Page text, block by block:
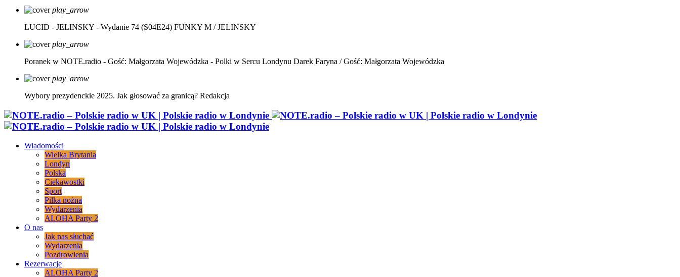
play_arrow
LUCID - JELINSKY - Wydanie 74 (S04E24) FUNKY M / JELINSKY
play_arrow
Poranek w NOTE.radio - Gość: Małgorzata Wojewódzka - Polki w Sercu Londynu Darek Faryna / Gość: Małgorzata Wojewódzka
play_arrow
Wybory prezydenckie 2025. Jak głosować za granicą? Redakcja
Wiadomości
Wielka Brytania
Londyn
Polska
Ciekawostki
Sport
Piłka nożna
Wydarzenia
ALOHA Party 2
O nas
Jak nas słuchać
Wydarzenia
Pozdrowienia
Rezerwacje
ALOHA Party 2